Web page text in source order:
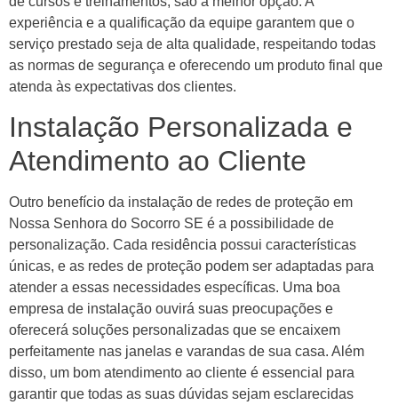
experiência e a qualificação da equipe garantem que o
serviço prestado seja de alta qualidade, respeitando todas
as normas de segurança e oferecendo um produto final que
atenda às expectativas dos clientes.
Instalação Personalizada e
Atendimento ao Cliente
Outro benefício da instalação de redes de proteção em
Nossa Senhora do Socorro SE é a possibilidade de
personalização. Cada residência possui características
únicas, e as redes de proteção podem ser adaptadas para
atender a essas necessidades específicas. Uma boa
empresa de instalação ouvirá suas preocupações e
oferecerá soluções personalizadas que se encaixem
perfeitamente nas janelas e varandas de sua casa. Além
disso, um bom atendimento ao cliente é essencial para
garantir que todas as suas dúvidas sejam esclarecidas